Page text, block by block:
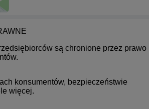
są chronione przez prawo
konsumentów, bezpieczeństwie
więcej.